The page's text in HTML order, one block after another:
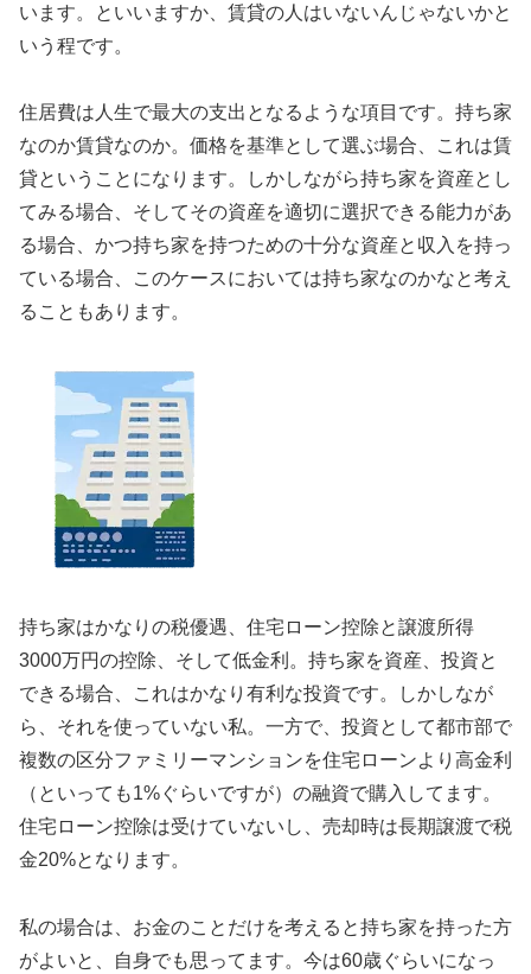
います。といいますか、賃貸の人はいないんじゃないかと
いう程です。
住居費は人生で最大の支出となるような項目です。持ち家
なのか賃貸なのか。価格を基準として選ぶ場合、これは賃
貸ということになります。しかしながら持ち家を資産とし
てみる場合、そしてその資産を適切に選択できる能力があ
る場合、かつ持ち家を持つための十分な資産と収入を持っ
ている場合、このケースにおいては持ち家なのかなと考え
ることもあります。
持ち家はかなりの税優遇、住宅ローン控除と譲渡所得
3000万円の控除、そして低金利。持ち家を資産、投資と
できる場合、これはかなり有利な投資です。しかしなが
ら、それを使っていない私。一方で、投資として都市部で
複数の区分ファミリーマンションを住宅ローンより高金利
（といっても1%ぐらいですが）の融資で購入してます。
住宅ローン控除は受けていないし、売却時は長期譲渡で税
金20%となります。
私の場合は、お金のことだけを考えると持ち家を持った方
がよいと、自身でも思ってます。今は60歳ぐらいになっ